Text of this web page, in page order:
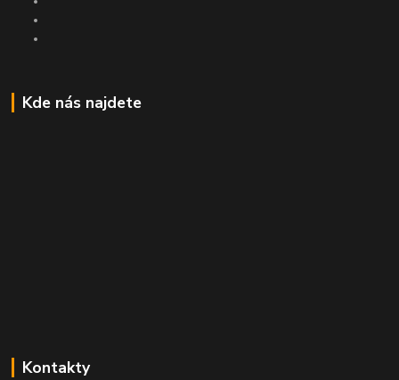
Kde nás najdete
Kontakty